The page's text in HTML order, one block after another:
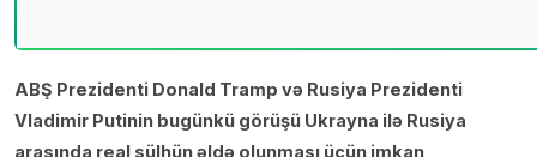
ABŞ Prezidenti Donald Tramp və Rusiya Prezidenti
Vladimir Putinin bugünkü görüşü Ukrayna ilə Rusiya
arasında real sülhün əldə olunması üçün imkan